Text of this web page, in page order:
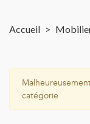
Accueil >
catégorie